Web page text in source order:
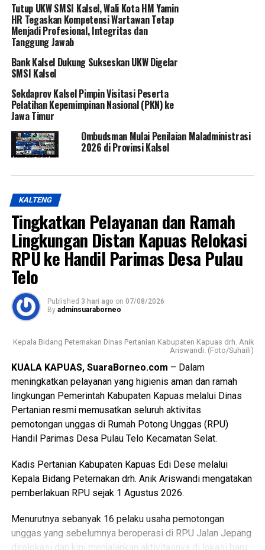
Tutup UKW SMSI Kalsel, Wali Kota HM Yamin
HR Tegaskan Kompetensi Wartawan Tetap
Menjadi Profesional, Integritas dan
Tanggung Jawab
Bank Kalsel Dukung Sukseskan UKW Digelar
SMSI Kalsel
Sekdaprov Kalsel Pimpin Visitasi Peserta
Pelatihan Kepemimpinan Nasional (PKN) ke
Jawa Timur
Ombudsman Mulai Penilaian Maladministrasi
2026 di Provinsi Kalsel
KALTENG
Tingkatkan Pelayanan dan Ramah
Lingkungan Distan Kapuas Relokasi
RPU ke Handil Parimas Desa Pulau
Telo
Published 3 hari ago on 07/08/2026
By adminsuaraborneo
Kepala Bidang Peternakan Dinas Pertanian Kabupaten Kapuas drh. Anik
Ariswandi. (Foto/Suhaili)
KUALA KAPUAS, SuaraBorneo.com – Dalam
meningkatkan pelayanan yang higienis aman dan ramah
lingkungan Pemerintah Kabupaten Kapuas melalui Dinas
Pertanian resmi memusatkan seluruh aktivitas
pemotongan unggas di Rumah Potong Unggas (RPU)
Handil Parimas Desa Pulau Telo Kecamatan Selat.
Kadis Pertanian Kabupaten Kapuas Edi Dese melalui
Kepala Bidang Peternakan drh. Anik Ariswandi mengatakan
pemberlakuan RPU sejak 1 Agustus 2026.
Menurutnya sebanyak 16 pelaku usaha pemotongan
unggas yang sebelumnya beroperasi di RPU Jalan Jepang
direlokasi dan kini menjalankan aktivitasnya di lokasi baru.